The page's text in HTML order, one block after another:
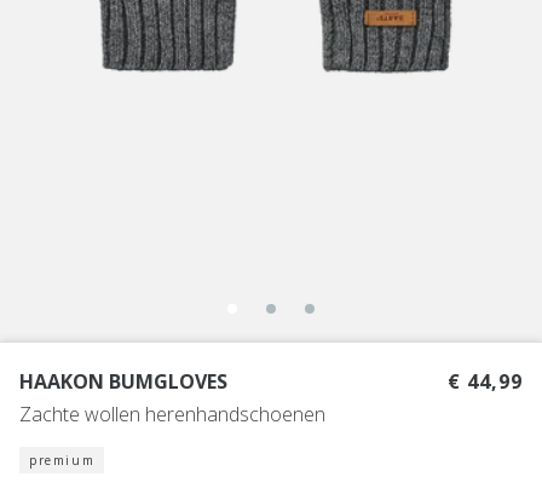
HAAKON BUMGLOVES
Zachte wollen herenhandschoenen
€ 44,99
premium